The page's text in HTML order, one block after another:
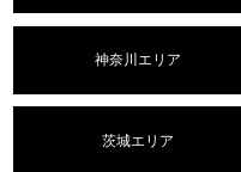
神奈川エリア
茨城エリア